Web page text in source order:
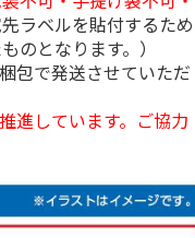
ラベルを貼付するため
のとなります。）
包で発送させていただ
進しています。ご協力